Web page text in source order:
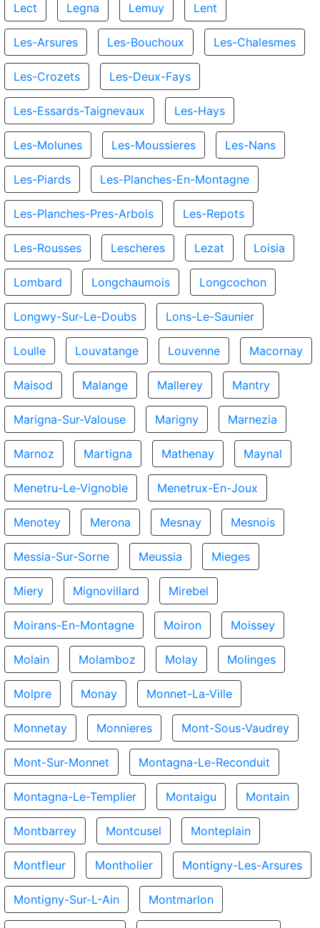
Lect Legna Lemuy Lent
Les-Arsures Les-Bouchoux Les-Chalesmes
Les-Crozets Les-Deux-Fays
Les-Essards-Taignevaux Les-Hays
Les-Molunes Les-Moussieres Les-Nans
Les-Piards Les-Planches-En-Montagne
Les-Planches-Pres-Arbois Les-Repots
Les-Rousses Lescheres Lezat Loisia
Lombard Longchaumois Longcochon
Longwy-Sur-Le-Doubs Lons-Le-Saunier
Loulle Louvatange Louvenne Macornay
Maisod Malange Mallerey Mantry
Marigna-Sur-Valouse Marigny Marnezia
Marnoz Martigna Mathenay Maynal
Menetru-Le-Vignoble Menetrux-En-Joux
Menotey Merona Mesnay Mesnois
Messia-Sur-Sorne Meussia Mieges
Miery Mignovillard Mirebel
Moirans-En-Montagne Moiron Moissey
Molain Molamboz Molay Molinges
Molpre Monay Monnet-La-Ville
Monnetay Monnieres Mont-Sous-Vaudrey
Mont-Sur-Monnet Montagna-Le-Reconduit
Montagna-Le-Templier Montaigu Montain
Montbarrey Montcusel Monteplain
Montfleur Montholier Montigny-Les-Arsures
Montigny-Sur-L-Ain Montmarlon